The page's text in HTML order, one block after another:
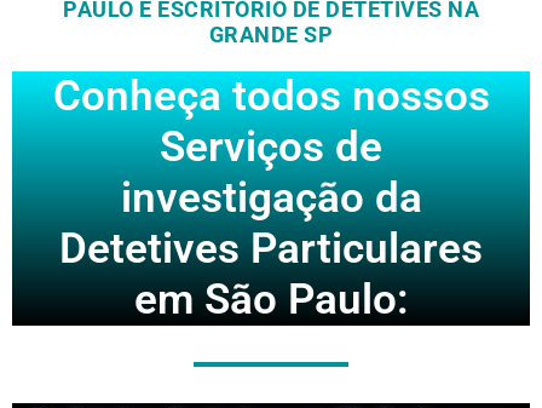
PAULO E ESCRITÓRIO DE DETETIVES NA
GRANDE SP
Conheça todos nossos
Serviços de
investigação da
Detetives Particulares
em São Paulo: